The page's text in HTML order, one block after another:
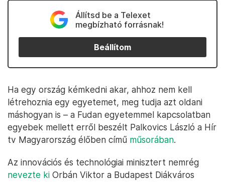
Állítsd be a Telexet
megbízható forrásnak!
Beállítom
Ha egy ország kémkedni akar, ahhoz nem kell
létrehoznia egy egyetemet, meg tudja azt oldani
máshogyan is – a Fudan egyetemmel kapcsolatban
egyebek mellett erről beszélt Palkovics László a Hír
tv Magyarország élőben című műsorában.
Az innovációs és technológiai minisztert nemrég
nevezte ki Orbán Viktor a Budapest Diákváros